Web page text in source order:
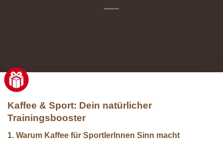
Kaffee & Sport: Dein natürlicher
Trainingsbooster
1. Warum Kaffee für SportlerInnen Sinn macht